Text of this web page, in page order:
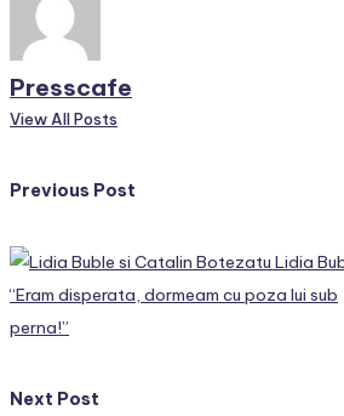
Presscafe
View All Posts
Post
navigation
Previous Post
Lidia
“Eram disperata, dormeam cu poza lui sub
perna!”
Next Post